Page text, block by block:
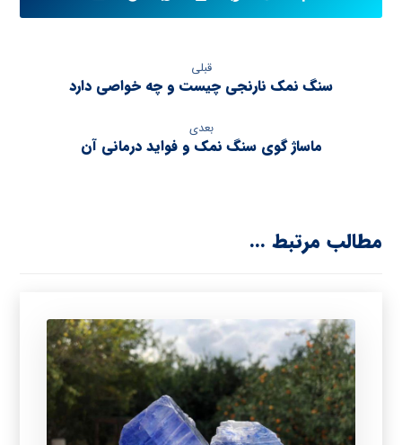
قبلی
سنگ نمک نارنجی چیست و چه خواصی دارد
بعدی
ماساژ گوی سنگ نمک و فواید درمانی آن
مطالب مرتبط ...